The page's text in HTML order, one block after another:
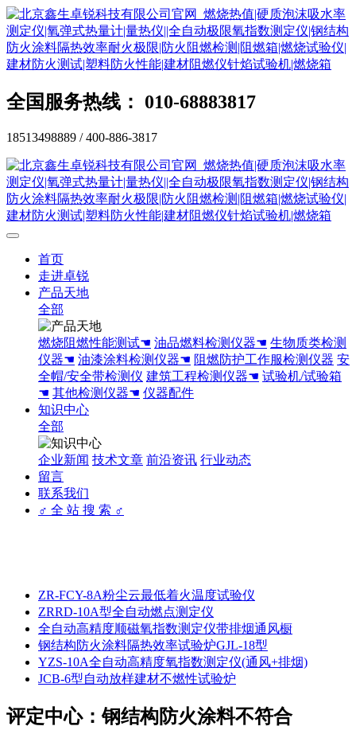
全国服务热线： 010-68883817
18513498889 / 400-886-3817
首页
走进卓锐
产品天地
全部
燃烧阻燃性能测试☚ 油品燃料检测仪器☚ 生物质类检测
仪器☚ 油漆涂料检测仪器☚ 阻燃防护工作服检测仪器 安
全帽/安全带检测仪 建筑工程检测仪器☚ 试验机/试验箱
☚ 其他检测仪器☚ 仪器配件
知识中心
全部
企业新闻 技术文章 前沿资讯 行业动态
留言
联系我们
♂ 全 站 搜 索 ♂
ZR-FCY-8A粉尘云最低着火温度试验仪
ZRRD-10A型全自动燃点测定仪
全自动高精度顺磁氧指数测定仪带排烟通风橱
钢结构防火涂料隔热效率试验炉GJL-18型
YZS-10A全自动高精度氧指数测定仪(通风+排烟)
JCB-6型自动放样建材不燃性试验炉
评定中心：钢结构防火涂料不符合